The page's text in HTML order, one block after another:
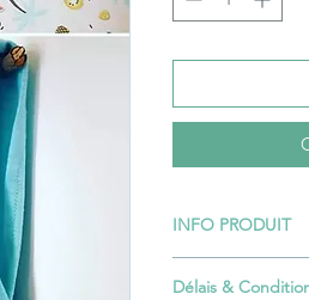
INFO PRODUIT
Délais &